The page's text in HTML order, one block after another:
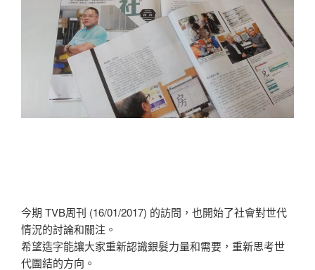
今期 TVB周刊 (16/01/2017) 的訪問，也開始了社會對世代
情況的討論和關注。
希望造字能讓大家重新認識銀髮力量和需要，重新思考世
代團結的方向。